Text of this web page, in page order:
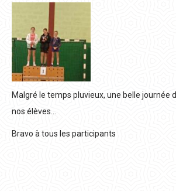
Malgré le temps pluvieux, une belle journée
nos élèves…
Bravo à tous les participants